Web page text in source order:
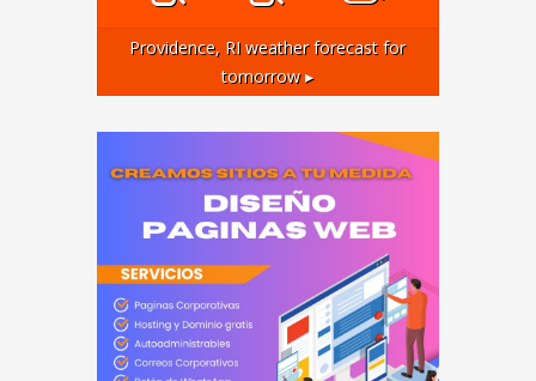
Providence, RI weather forecast for
tomorrow ▸